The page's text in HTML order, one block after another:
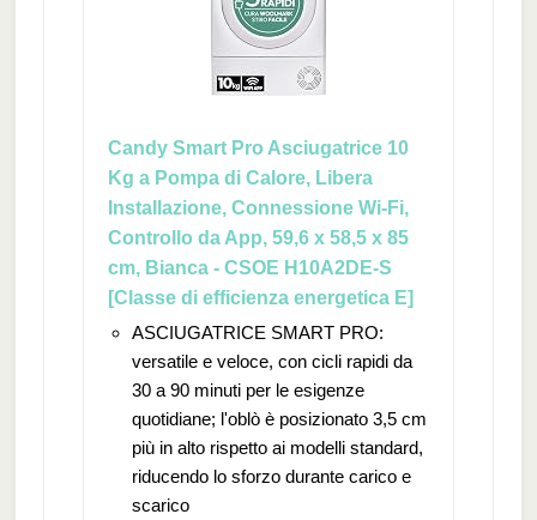
Candy Smart Pro Asciugatrice 10
Kg a Pompa di Calore, Libera
Installazione, Connessione Wi-Fi,
Controllo da App, 59,6 x 58,5 x 85
cm, Bianca - CSOE H10A2DE-S
[Classe di efficienza energetica E]
ASCIUGATRICE SMART PRO:
versatile e veloce, con cicli rapidi da
30 a 90 minuti per le esigenze
quotidiane; l'oblò è posizionato 3,5 cm
più in alto rispetto ai modelli standard,
riducendo lo sforzo durante carico e
scarico